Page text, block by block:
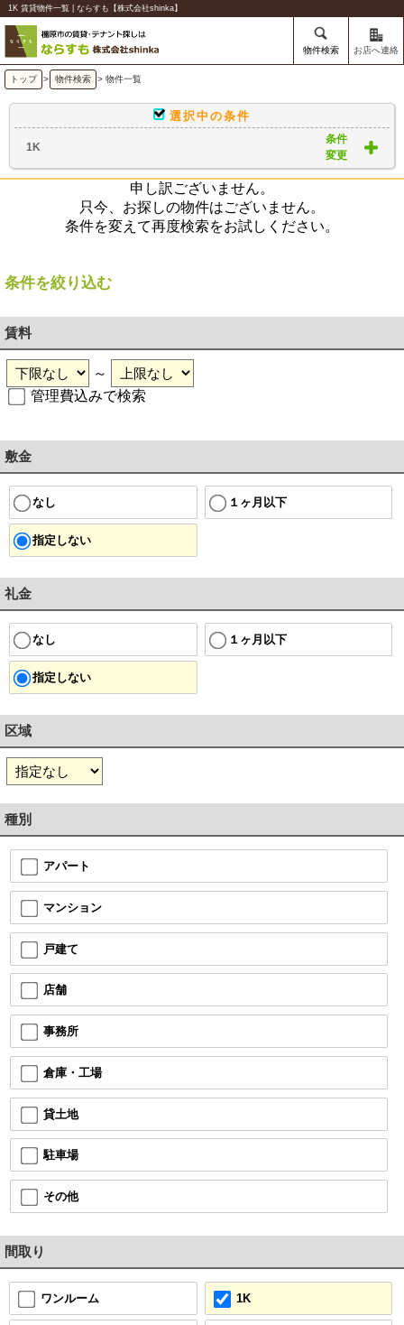
1K 賃貸物件一覧 | ならすも【株式会社shinka】
物件検索 お店へ連絡
トップ > 物件検索 > 物件一覧
選択中の条件
1K
条件
変更
申し訳ございません。
只今、お探しの物件はございません。
条件を変えて再度検索をお試しください。
条件を絞り込む
賃料
～
管理費込みで検索
敷金
なし １ヶ月以下
指定しない
礼金
なし １ヶ月以下
指定しない
区域
種別
アパート
マンション
戸建て
店舗
事務所
倉庫・工場
貸土地
駐車場
その他
間取り
ワンルーム 1K